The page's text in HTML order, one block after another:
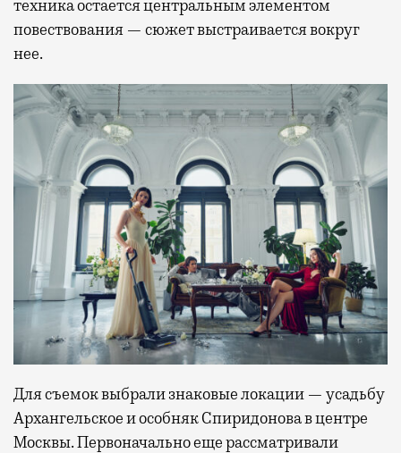
техника остается центральным элементом
повествования — сюжет выстраивается вокруг
нее.
Для съемок выбрали знаковые локации — усадьбу
Архангельское и особняк Спиридонова в центре
Москвы. Первоначально еще рассматривали